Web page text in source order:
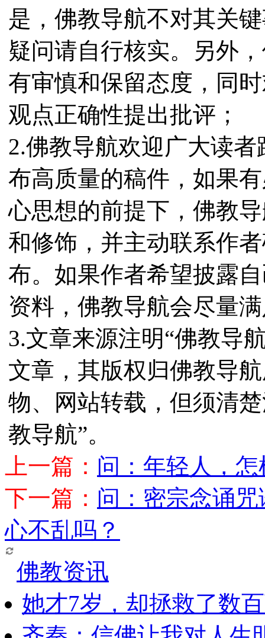
是，佛教导航不对其关
疑问请自行核实。另外
有审慎和保留态度，同
观点正确性提出批评；
2.佛教导航欢迎广大读
布高质量的稿件，如果
心思想的前提下，佛教
和修饰，并主动联系作
布。如果作者希望披露
资料，佛教导航会尽量
3.文章来源注明“佛教导
文章，其版权归佛教导
物、网站转载，但须清
教导航”。
上一篇： 问：年轻人，
下一篇： 问：密宗念诵
心不乱吗？
佛教资讯
她才7岁，却拯救了数